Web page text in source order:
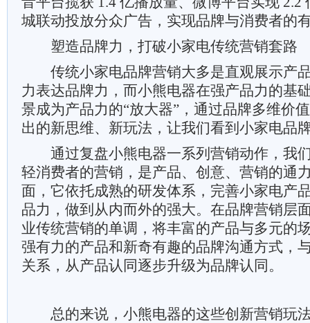
城联动投放分众广告，实现品牌与消费者的
塑造品牌力，打破小家电传统营销套路
传统小家电品牌营销大多是直观展示产
力表达品牌力，而小熊电器在强产品力的基
景成为产品力的“放大器”，通过品牌多维价
出的新思维、新玩法，让我们看到小家电品
通过复盘小熊电器一系列营销动作，我
轻消费者的营销，是产品、创意、营销的通
面，它依托成熟的研发体系，完善小家电产
品力，做到从内而外的强大。在品牌营销层
业传统营销的单调，将丰富的产品与多元的
强有力的产品和新奇有趣的品牌沟通方式，
关系，从产品认同逐步升级为品牌认同。
总的来说，小熊电器的这些创新营销玩